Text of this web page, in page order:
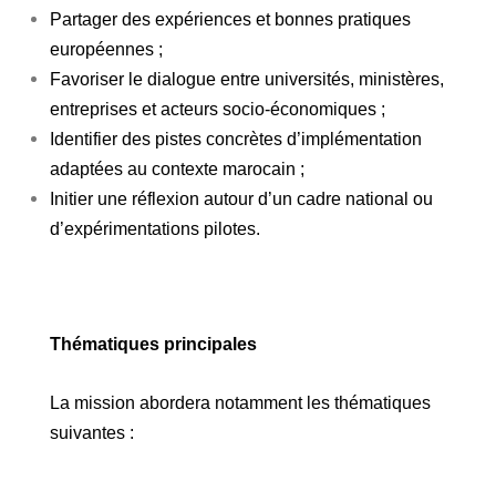
Partager des expériences et bonnes pratiques
européennes ;
Favoriser le dialogue entre universités, ministères,
entreprises et acteurs socio-économiques ;
Identifier des pistes concrètes d’implémentation
adaptées au contexte marocain ;
Initier une réflexion autour d’un cadre national ou
d’expérimentations pilotes.
Thématiques principales
La mission abordera notamment les thématiques
suivantes :